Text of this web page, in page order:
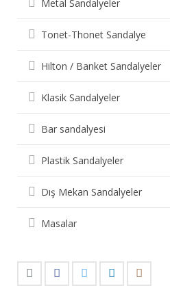
Metal Sandalyeler
Tonet-Thonet Sandalye
Hilton / Banket Sandalyeler
Klasik Sandalyeler
Bar sandalyesi
Plastik Sandalyeler
Dış Mekan Sandalyeler
Masalar